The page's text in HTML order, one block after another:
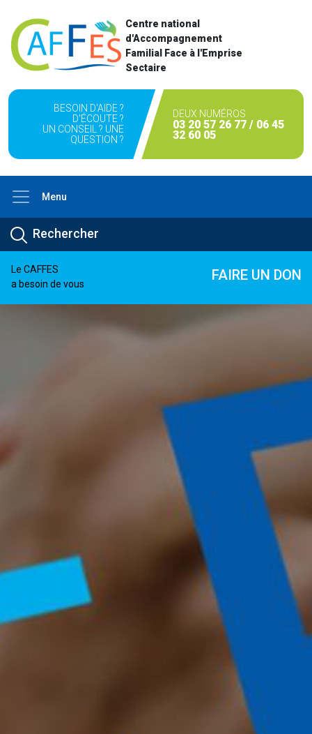
Centre national
d'Accompagnement
Familial Face à l'Emprise
Sectaire
BESOIN D'AIDE ?
D'ÉCOUTE ?
UN CONSEIL ? UNE
QUESTION ?
DEUX NUMÉROS
03 20 57 26 77 / 06 45
32 60 05
Menu
Le CAFFES
a besoin de vous
FAIRE UN DON